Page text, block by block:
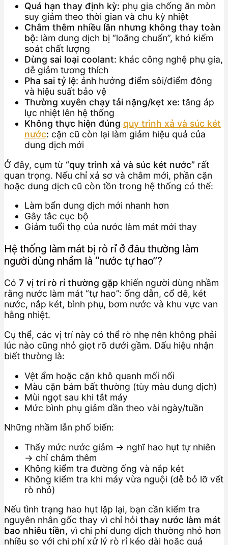
Quá hạn thay định kỳ: phụ gia chống ăn mòn
suy giảm theo thời gian và chu kỳ nhiệt
Châm thêm nhiều lần nhưng không thay toàn
bộ: làm dung dịch bị “loãng chuẩn”, khó kiểm
soát chất lượng
Dùng sai loại coolant: khác công nghệ phụ gia,
dễ giảm tương thích
Pha sai tỷ lệ: ảnh hưởng điểm sôi/điểm đông
và hiệu suất bảo vệ
Thường xuyên chạy tải nặng/kẹt xe: tăng áp
lực nhiệt lên hệ thống
Không thực hiện đúng quy trình xả và súc két
nước: cặn cũ còn lại làm giảm hiệu quả của
dung dịch mới
Ở đây, cụm từ“quy trình xả và súc két nước” rất
quan trọng. Nếu chỉ xả sơ và châm mới, phần cặn
hoặc dung dịch cũ còn tồn trong hệ thống có thể:
Làm bẩn dung dịch mới nhanh hơn
Gây tắc cục bộ
Giảm tuổi thọ của nước làm mát mới thay
Hệ thống làm mát bị rò rỉ ở đâu thường làm
người dùng nhầm là “nước tự hao”?
Có 7 vị trí rò rỉ thường gặp khiến người dùng nhầm
rằng nước làm mát “tự hao”: ống dẫn, cổ dê, két
nước, nắp két, bình phụ, bơm nước và khu vực van
hằng nhiệt.
Cụ thể, các vị trí này có thể rò nhẹ nên không phải
lúc nào cũng nhỏ giọt rõ dưới gầm. Dấu hiệu nhận
biết thường là:
Vệt ẩm hoặc cặn khô quanh mối nối
Màu cặn bám bất thường (tùy màu dung dịch)
Mùi ngọt sau khi tắt máy
Mức bình phụ giảm dần theo vài ngày/tuần
Những nhầm lẫn phổ biến:
Thấy mức nước giảm → nghĩ hao hụt tự nhiên
→ chỉ châm thêm
Không kiểm tra đường ống và nắp két
Không kiểm tra khi máy vừa nguội (dễ bỏ lỡ vết
rò nhỏ)
Nếu tình trạng hao hụt lặp lại, bạn cần kiểm tra
nguyên nhân gốc thay vì chỉ hỏi thay nước làm mát
bao nhiêu tiền, vì chi phí dung dịch thường nhỏ hơn
nhiều so với chi phí xử lý rò rỉ kéo dài hoặc quá